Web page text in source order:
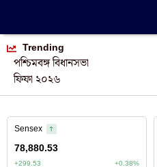
Trending
পশ্চিমবঙ্গ বিধানসভা
ফিফা ২০২৬